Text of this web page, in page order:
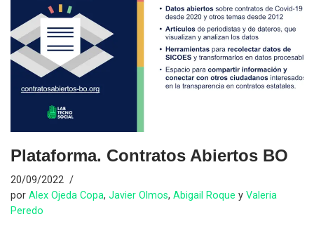
Plataforma. Contratos Abiertos BO
20/09/2022
por Alex Ojeda Copa, Javier Olmos, Abigail Roque y Valeria
Peredo